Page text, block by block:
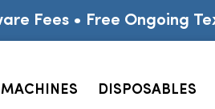
Fees • Free Ongoing
MACHINES DISPOSABLES